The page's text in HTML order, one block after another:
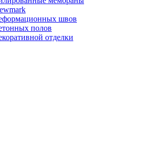
швов
полов
отделки